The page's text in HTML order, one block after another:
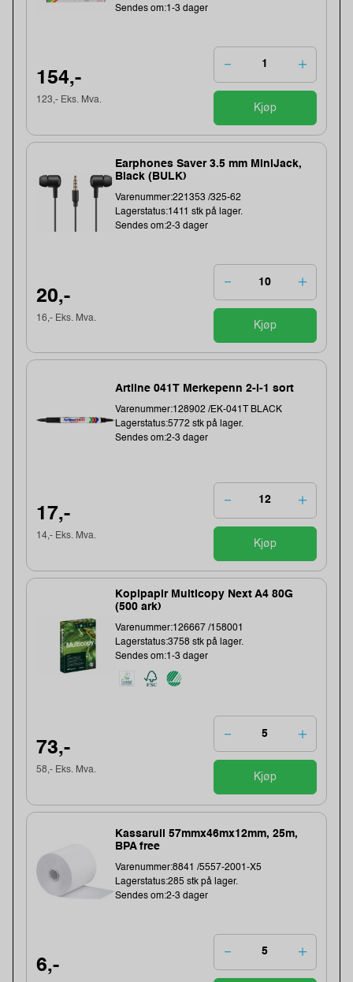
Sendes om:1-3 dager
154,-
123,- Eks. Mva.
Kjøp
Earphones Saver 3.5 mm MiniJack,
Black (BULK)
Varenummer:221353 /325-62
Lagerstatus:1411 stk på lager.
Sendes om:2-3 dager
20,-
16,- Eks. Mva.
Kjøp
Artline 041T Merkepenn 2-i-1 sort
Varenummer:128902 /EK-041T BLACK
Lagerstatus:5772 stk på lager.
Sendes om:2-3 dager
17,-
14,- Eks. Mva.
Kjøp
Kopipapir Multicopy Next A4 80G
(500 ark)
Varenummer:126667 /158001
Lagerstatus:3758 stk på lager.
Sendes om:1-3 dager
73,-
58,- Eks. Mva.
Kjøp
Kassarull 57mmx46mx12mm, 25m,
BPA free
Varenummer:8841 /5557-2001-X5
Lagerstatus:285 stk på lager.
Sendes om:2-3 dager
6,-